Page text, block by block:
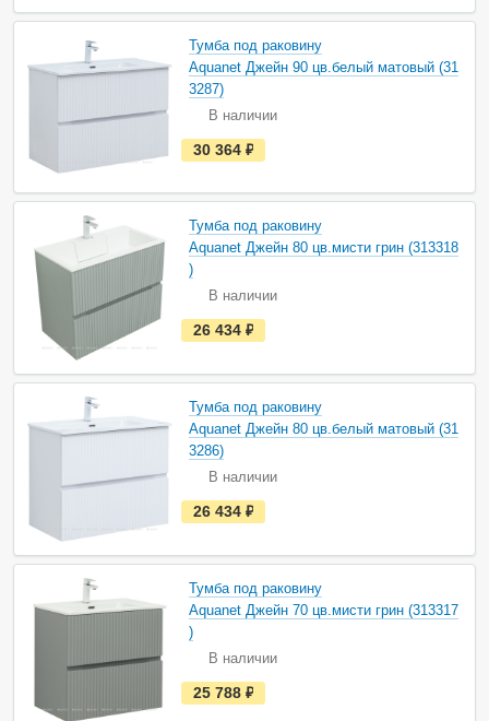
ь
в
н
а
л
и
Тумба под раковину
Aquanet Джейн 90 цв.белый матовый (31
3287)
В наличии
е
с
ь
в
н
а
л
и
30 364
Тумба под раковину
Aquanet Джейн 80 цв.мисти грин (313318
)
В наличии
е
с
ь
в
н
а
л
и
26 434
Тумба под раковину
Aquanet Джейн 80 цв.белый матовый (31
3286)
В наличии
е
с
ь
в
н
а
л
и
26 434
Тумба под раковину
Aquanet Джейн 70 цв.мисти грин (313317
)
В наличии
е
с
25 788